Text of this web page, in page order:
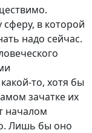
в которой
надо сейчас.
какой-то, хотя бы
зачатке их
началом
Лишь бы оно